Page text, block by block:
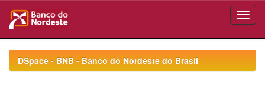
navigationDSpace - BNB - Banco do Nordeste do Brasil